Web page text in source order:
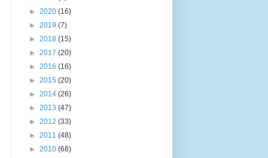
► 2020 (16)
► 2019 (7)
► 2018 (15)
► 2017 (20)
► 2016 (16)
► 2015 (20)
► 2014 (26)
► 2013 (47)
► 2012 (33)
► 2011 (48)
► 2010 (68)